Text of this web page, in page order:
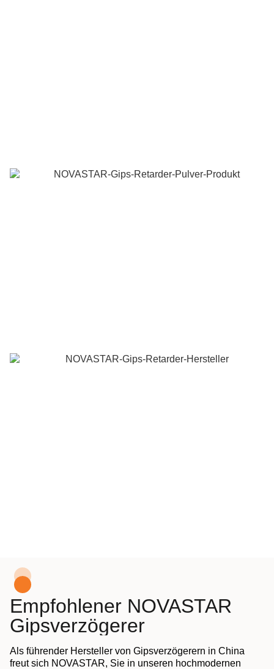
Empfohlener NOVASTAR
Gipsverzögerer
Als führender Hersteller von Gipsverzögerern in China
freut sich NOVASTAR, Sie in unseren hochmodernen